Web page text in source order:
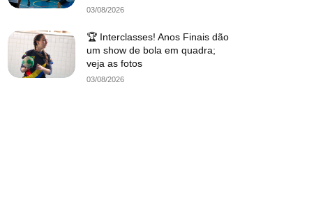
03/08/2026
🏆 Interclasses! Anos Finais dão
um show de bola em quadra;
veja as fotos
03/08/2026